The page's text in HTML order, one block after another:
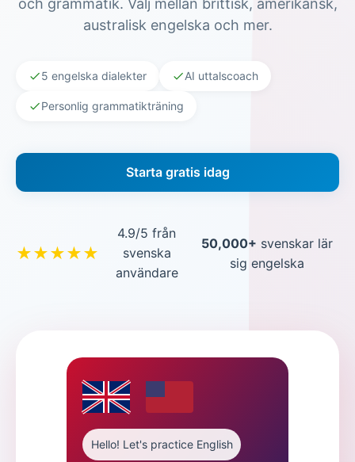
och grammatik. Välj mellan brittisk, amerikansk,
australisk engelska och mer.
5 engelska dialekter AI uttalscoach
Personlig grammatikträning
Starta gratis idag
★★★★★
4.9/5 från
svenska
användare
50,000+ svenskar lär
sig engelska
Hello! Let's practice English